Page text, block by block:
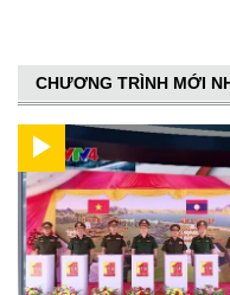
CHƯƠNG TRÌNH MỚI